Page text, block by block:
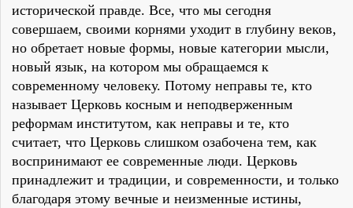
исторической правде. Все, что мы сегодня
совершаем, своими корнями уходит в глубину веков,
но обретает новые формы, новые категории мысли,
новый язык, на котором мы обращаемся к
современному человеку. Потому неправы те, кто
называет Церковь косным и неподверженным
реформам институтом, как неправы и те, кто
считает, что Церковь слишком озабочена тем, как
воспринимают ее современные люди. Церковь
принадлежит и традиции, и современности, и только
благодаря этому вечные и неизменные истины,